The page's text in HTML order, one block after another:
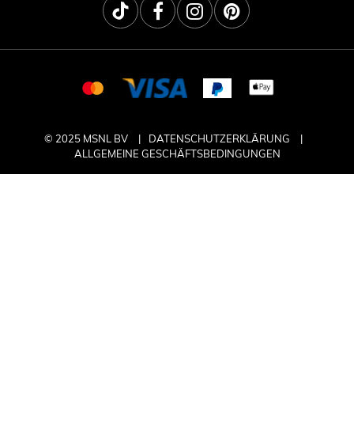
© 2025 MSNL BV
DATENSCHUTZERKLÄRUNG
ALLGEMEINE GESCHÄFTSBEDINGUNGEN